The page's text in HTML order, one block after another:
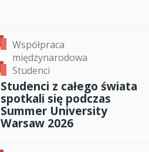
Współpraca
międzynarodowa
Studenci
Studenci z całego świata
spotkali się podczas
Summer University
Warsaw 2026